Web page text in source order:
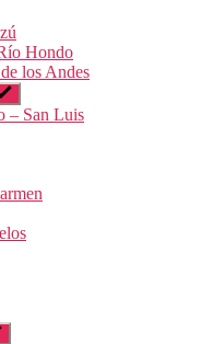
Hondo
los Andes
– San Luis